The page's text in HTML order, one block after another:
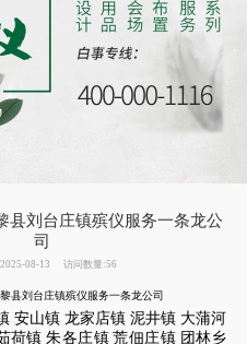
县刘台庄镇殡仪服务一条龙公
司
08-13 访问数量:56
县刘台庄镇殡仪服务一条龙公司
安山镇 龙家店镇 泥井镇 大蒲河
荷镇 朱各庄镇 荒佃庄镇 团林乡